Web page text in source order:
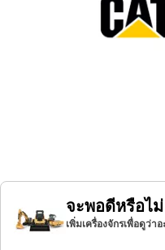
จะพอดีหรือไม่
เพิ่มเครื่องจักรเพื่อดูว่